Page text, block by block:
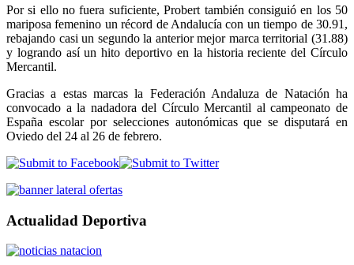
Por si ello no fuera suficiente, Probert también consiguió en los 50
mariposa femenino un récord de Andalucía con un tiempo de 30.91,
rebajando casi un segundo la anterior mejor marca territorial (31.88)
y logrando así un hito deportivo en la historia reciente del Círculo
Mercantil.
Gracias a estas marcas la Federación Andaluza de Natación ha
convocado a la nadadora del Círculo Mercantil al campeonato de
España escolar por selecciones autonómicas que se disputará en
Oviedo del 24 al 26 de febrero.
Actualidad Deportiva